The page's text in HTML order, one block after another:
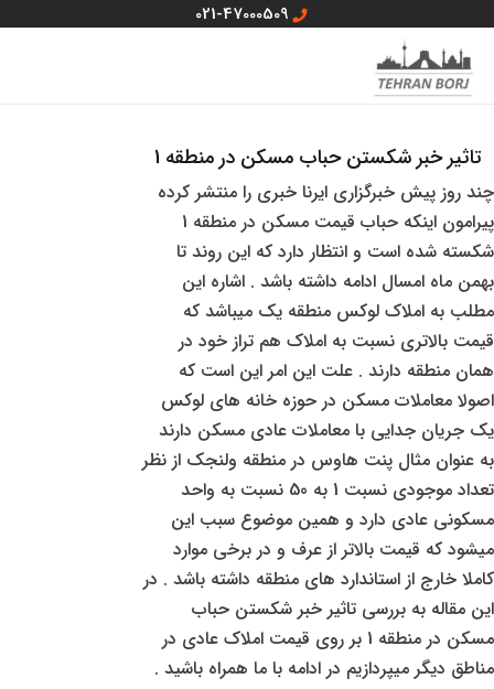
محتوا
021-47000509
تاثیر خبر شکستن حباب مسکن در منطقه 1
چند روز پیش خبرگزاری ایرنا خبری را منتشر کرده
پیرامون اینکه حباب قیمت مسکن در منطقه 1
شکسته شده است و انتظار دارد که این روند تا
بهمن ماه امسال ادامه داشته باشد . اشاره این
مطلب به املاک لوکس منطقه یک میباشد که
قیمت بالاتری نسبت به املاک هم تراز خود در
همان منطقه دارند . علت این امر این است که
اصولا معاملات مسکن در حوزه خانه های لوکس
یک جریان جدایی با معاملات عادی مسکن دارند
به عنوان مثال پنت هاوس در منطقه ولنجک از نظر
تعداد موجودی نسبت 1 به 50 نسبت به واحد
مسکونی عادی دارد و همین موضوع سبب این
میشود که قیمت بالاتر از عرف و در برخی موارد
کاملا خارج از استاندارد های منطقه داشته باشد . در
این مقاله به بررسی تاثیر خبر شکستن حباب
مسکن در منطقه 1 بر روی قیمت املاک عادی در
مناطق دیگر میپردازیم در ادامه با ما همراه باشید .